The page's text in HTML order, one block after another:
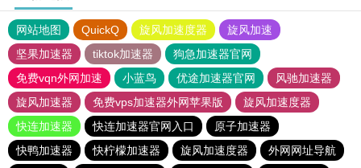
网站地图 QuickQ 旋风加速度器
旋风加速
坚果加速器
tiktok加速器
狗急加速器官网
免费vqn外网加速
小蓝鸟 优途加速器官网
风驰加速器
旋风加速器
免费vps加速器外网苹果版
旋风加速度器
快连加速器
快连加速器官网入口
原子加速器
快鸭加速器
快柠檬加速器 旋风加速度器 外网网址导航